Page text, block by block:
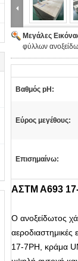
Μεγάλες
φύλλων
Βαθμός pH:
Εύρος μεγέθους:
Επισημαίνω:
ΑΣTM A693
Ο ανοξείδωτος
αεροδιαστημικές
17-7PH, κράμα